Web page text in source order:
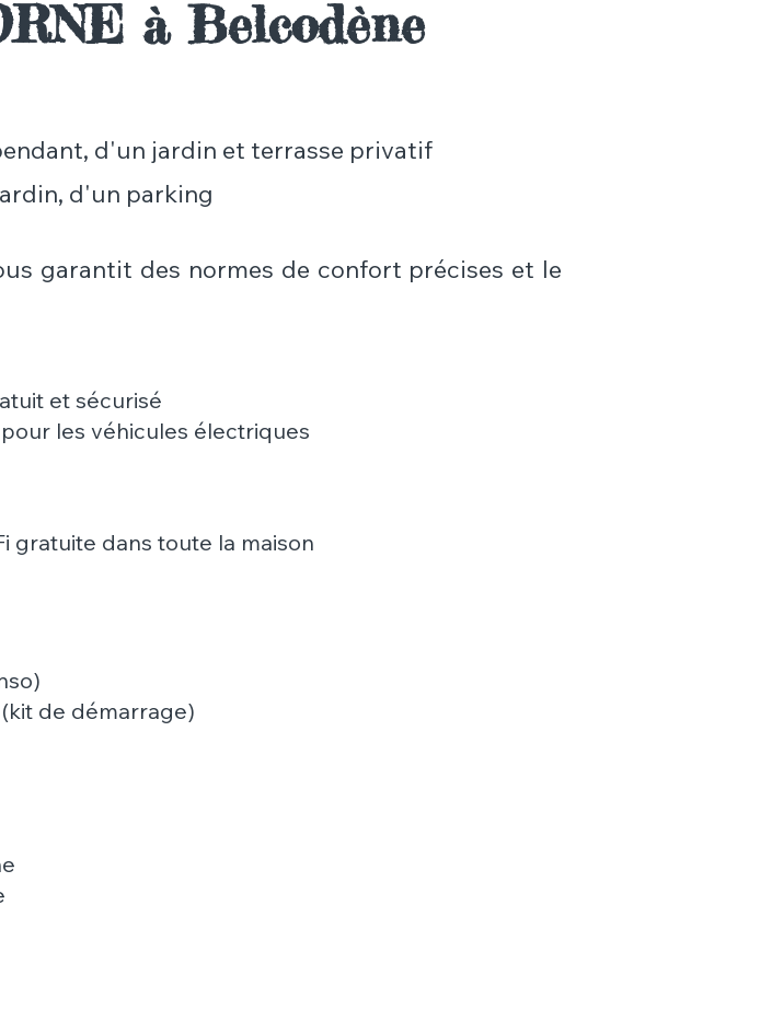
à Belcodène
d'un jardin et terrasse privatif
d'un parking
garantit des normes de confort précises et le
et sécurisé
les véhicules électriques
gratuite dans toute la maison​
de démarrage)